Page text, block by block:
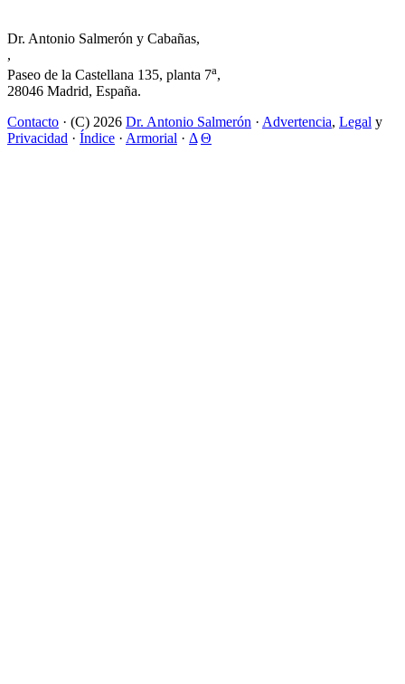
Dr. Antonio Salmerón y Cabañas,
,
Paseo de la Castellana 135, planta 7a,
28046 Madrid, España.
Contacto · (C) 2026 Dr. Antonio Salmerón · Advertencia, Legal y
Privacidad · Índice · Armorial · Δ Θ